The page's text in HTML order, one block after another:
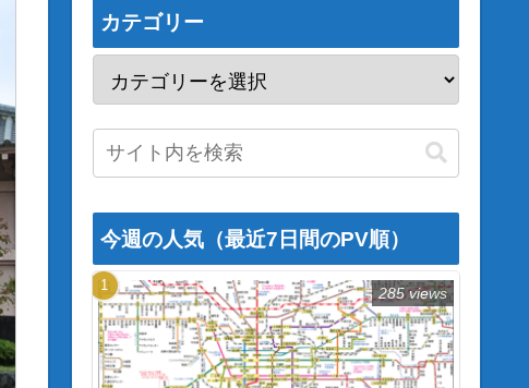
カテゴリー
今週の人気（最近7日間のPV順）
285 views